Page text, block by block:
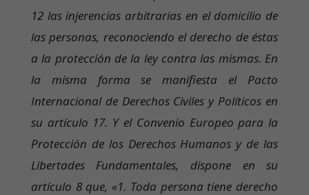
12 las injerencias arbitrarias en el domicilio de
las personas, reconociendo el derecho de éstas
a la protección de la ley contra las mismas. En
la misma forma se manifiesta el Pacto
Internacional de Derechos Civiles y Políticos en
su artículo 17. Y el Convenio Europeo para la
Protección de los Derechos Humanos y de las
Libertades Fundamentales, dispone en su
artículo 8 que, «1. Toda persona tiene derecho